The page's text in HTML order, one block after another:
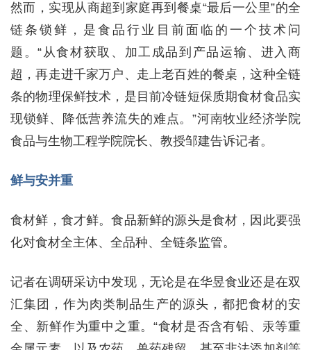
然而，实现从商超到家庭再到餐桌“最后一公里”的全
链条锁鲜，是食品行业目前面临的一个技术问
题。“从食材获取、加工成品到产品运输、进入商
超，再走进千家万户、走上老百姓的餐桌，这种全链
条的物理保鲜技术，是目前冷链短保质期食材食品实
现锁鲜、降低营养流失的难点。”河南牧业经济学院
食品与生物工程学院院长、教授邹建告诉记者。
鲜与安并重
食材鲜，食才鲜。食品新鲜的源头是食材，因此要强
化对食材全主体、全品种、全链条监管。
记者在调研采访中发现，无论是在华昱食业还是在双
汇集团，作为肉类制品生产的源头，都把食材的安
全、新鲜作为重中之重。“食材是否含有铅、汞等重